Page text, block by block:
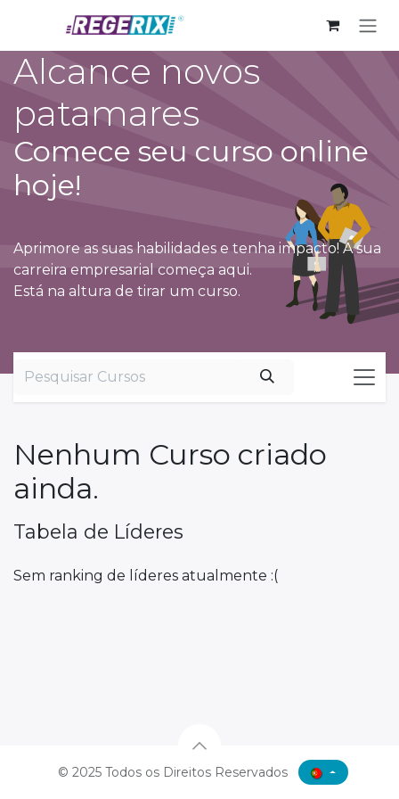
Alcance novos
patamares
Comece seu curso online
hoje!
Aprimore as suas habilidades e tenha impacto! A sua
carreira empresarial começa aqui.
Está na altura de tirar um curso.
Tabela de Líderes
Sem ranking de líderes atualmente :(
Nenhum Curso criado
ainda.
© 2025 Todos os Direitos Reservados